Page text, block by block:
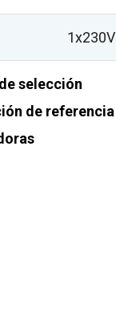
1x230V
selección
de referencia